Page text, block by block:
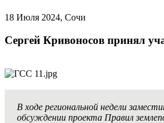
18 Июля 2024, Сочи
Сергей Кривоносов принял
В ходе региональной недели
обсуждении проекта Правил